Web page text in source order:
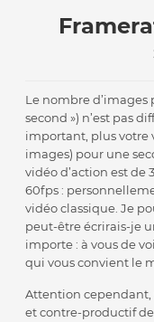
Le nombre d’images
second ») n’est pas
important, plus votre
images) pour une
vidéo d’action est de
60fps :
vidéo classique. Je
peut-être écrirais-je
importe : à vous de
qui vous convient le
Attention cependant,
et contre-productif